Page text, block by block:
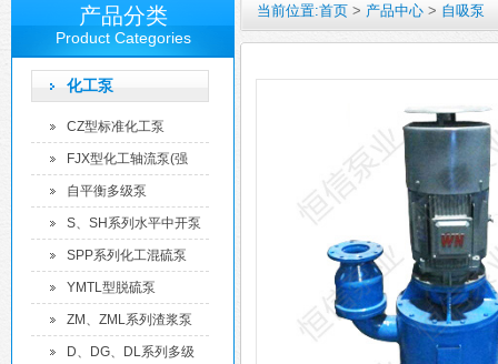
产品分类
Product Categories
化工泵
CZ型标准化工泵
FJX型化工轴流泵(强
制...
自平衡多级泵
S、SH系列水平中开泵
SPP系列化工混硫泵
YMTL型脱硫泵
ZM、ZML系列渣浆泵
D、DG、DL系列多级
当前位置:首页 > 产品中心 > 自吸泵